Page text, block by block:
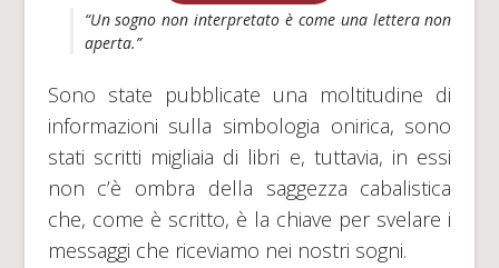
“Un sogno non interpretato è come una lettera non
aperta.”
Sono state pubblicate una moltitudine di
informazioni sulla simbologia onirica, sono
stati scritti migliaia di libri e, tuttavia, in essi
non c’è ombra della saggezza cabalistica
che, come è scritto, è la chiave per svelare i
messaggi che riceviamo nei nostri sogni.